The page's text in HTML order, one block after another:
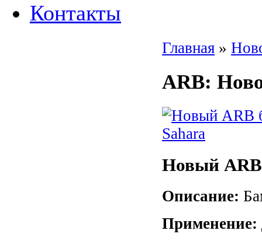
Контакты
Главная »
ARB:
Новый
Описание:
Применение: